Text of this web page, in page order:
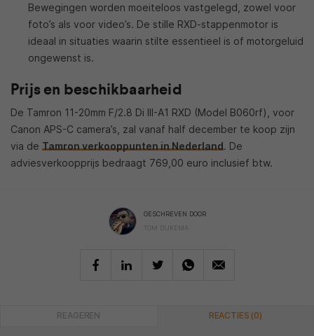
Bewegingen worden moeiteloos vastgelegd, zowel voor
foto’s als voor video’s. De stille RXD-stappenmotor is
ideaal in situaties waarin stilte essentieel is of motorgeluid
ongewenst is.
Prijs en beschikbaarheid
De Tamron 11-20mm F/2.8 Di III-A1 RXD (Model B060rf), voor
Canon APS-C camera’s, zal vanaf half december te koop zijn
via de Tamron verkooppunten in Nederland. De
adviesverkoopprijs bedraagt 769,00 euro inclusief btw.
GESCHREVEN DOOR
TOM DIJKEMA
REAGEREN REACTIES (0)